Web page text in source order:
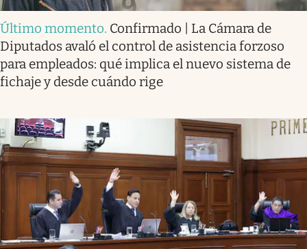
Último momento. Confirmado | La Cámara de
Diputados avaló el control de asistencia forzoso
para empleados: qué implica el nuevo sistema de
fichaje y desde cuándo rige